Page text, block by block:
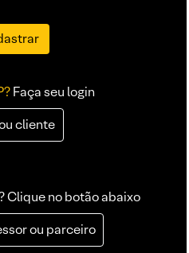
Faça seu login
cliente
Clique no botão abaixo
ou parceiro